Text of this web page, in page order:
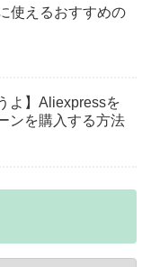
使えるおすすめの
よ】Aliexpressを
ンを購入する方法